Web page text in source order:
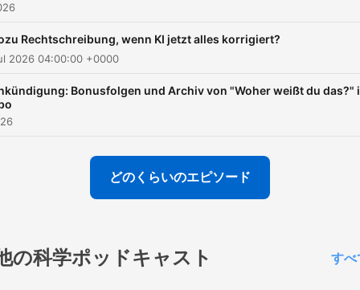
Rechtschreibung, wenn KI jetzt alles korrigiert?
2026 04:00:00 +0000
Bonusfolgen und Archiv von "Woher weißt du das?"
どのくらいのエピソード
の科学ポッドキャスト すべ